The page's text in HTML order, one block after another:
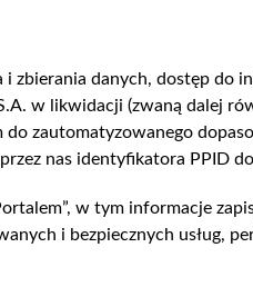
zbierania danych, dostęp do
w likwidacji (zwaną dalej
zautomatyzowanego
nas identyfikatora PPID
w tym informacje
i bezpiecznych usług,